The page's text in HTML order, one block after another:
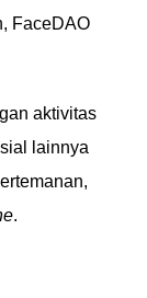
FaceDAO
aktivitas
lainnya
.